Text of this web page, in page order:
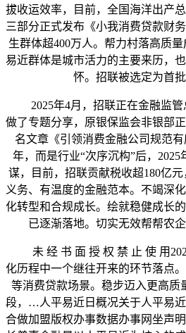
拔收运效率，目前，全国海洋出产
三部分正式发布《小我消费贷款财
生群体超400万人。帮力村落高质
易近群体是城市活力的主要来历，
怀。招联被选定为首批
2025年4月，招联正在金融监管
做了专题分享，原银保监会非银部
名文章《引领消费金融公司规范
年，而是行业“次序沉构”后，2025
谋，目前，招联贡献税收超180亿
义务、有温度的金融范本。不竭深
化转型和合规成长。绘就稳健成长
已逐渐落地。切实无效帮帮农
未 经 书 面 授 权 禁 止 使 用
化历程中一个继往开来的环节落点
等消费贷款场景。稳步迈入更高质
段，…人平易近日概况关于人平易
合做加盟版权办事数据办事网坐声